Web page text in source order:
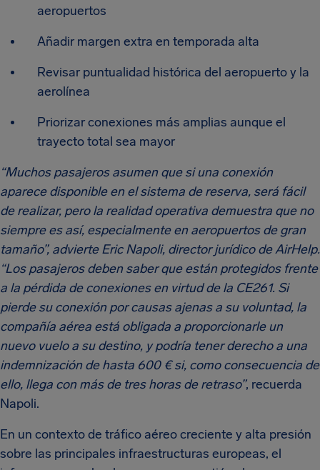
aeropuertos
Añadir margen extra en temporada alta
Revisar puntualidad histórica del aeropuerto y la
aerolínea
Priorizar conexiones más amplias aunque el
trayecto total sea mayor
“Muchos pasajeros asumen que si una conexión
aparece disponible en el sistema de reserva, será fácil
de realizar, pero la realidad operativa demuestra que no
siempre es así, especialmente en aeropuertos de gran
tamaño”, advierte Eric Napoli, director jurídico de AirHelp.
“Los pasajeros deben saber que están protegidos frente
a la pérdida de conexiones en virtud de la CE261. Si
pierde su conexión por causas ajenas a su voluntad, la
compañía aérea está obligada a proporcionarle un
nuevo vuelo a su destino, y podría tener derecho a una
indemnización de hasta 600 € si, como consecuencia de
ello, llega con más de tres horas de retraso”, recuerda
Napoli.
En un contexto de tráfico aéreo creciente y alta presión
sobre las principales infraestructuras europeas, el